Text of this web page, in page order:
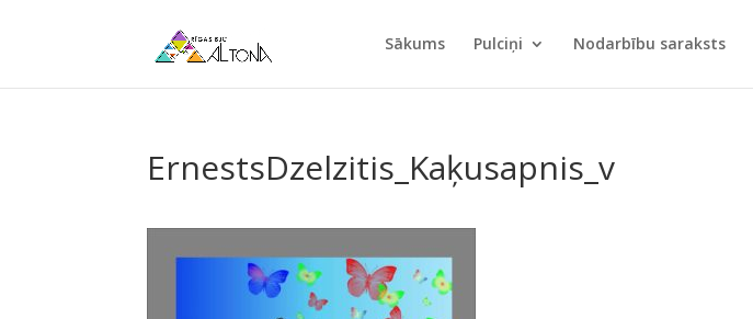
Sākums Pulciņi Nodarbību saraksts
ErnestsDzelzitis_Kaķusapnis_v